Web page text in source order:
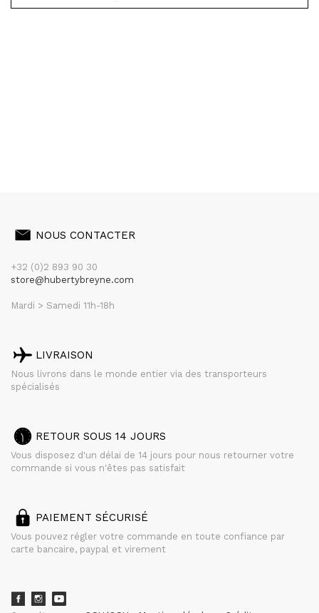
NOUS CONTACTER
+32 (0)2 893 90 30
store@hubertybreyne.com
Mardi > Samedi 11h-18h
LIVRAISON
Nous livrons dans le monde entier via des transporteurs
spécialisés
RETOUR SOUS 14 JOURS
Vous disposez d'un délai de 14 jours pour nous retourner votre
commande si vous n'êtes pas satisfait
PAIEMENT SÉCURISÉ
Vous pouvez régler votre commande en toute confiance par
carte bancaire, paypal et virement